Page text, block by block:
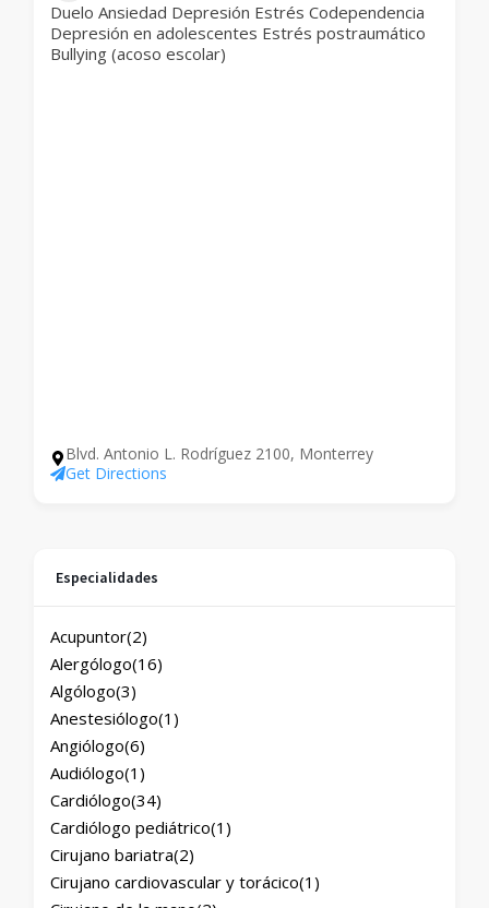
Duelo Ansiedad Depresión Estrés Codependencia
Depresión en adolescentes Estrés postraumático
Bullying (acoso escolar)
Blvd. Antonio L. Rodríguez 2100, Monterrey
Get Directions
Especialidades
Acupuntor(2)
Alergólogo(16)
Algólogo(3)
Anestesiólogo(1)
Angiólogo(6)
Audiólogo(1)
Cardiólogo(34)
Cardiólogo pediátrico(1)
Cirujano bariatra(2)
Cirujano cardiovascular y torácico(1)